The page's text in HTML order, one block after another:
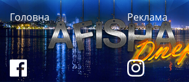
Головна Реклама